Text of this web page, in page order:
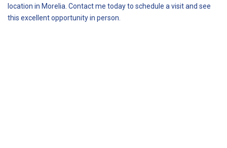
location in Morelia. Contact me today to schedule a visit and see
this excellent opportunity in person.